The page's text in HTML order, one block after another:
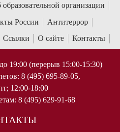
организации
России
Антитеррор
Ссылки О сайте Контакты
19:00 (перерыв 15:00-15:30)
8 (495) 695-89-05,
12:00-18:00
8 (495) 629-91-68